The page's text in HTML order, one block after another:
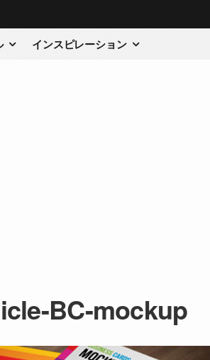
インスピレーション
BC-mockup